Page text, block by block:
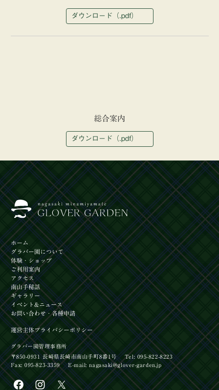
ダウンロード（.pdf）
総合案内
ダウンロード（.pdf）
ホーム
グラバー園 について
体験・ショップ
ご利用案内
アクセス
南山手秘話
ギャラリー
イベント &ニュース
お問い合わせ・各種申請
運営主体プライバシーポリシー
グラバー園管理事務所
〒850-0931 長崎県長崎市南山手町8番1号 Tel: 095-822-8223
Fax: 095-823-3359 E-mail:nagasaki@glover-garden.jp